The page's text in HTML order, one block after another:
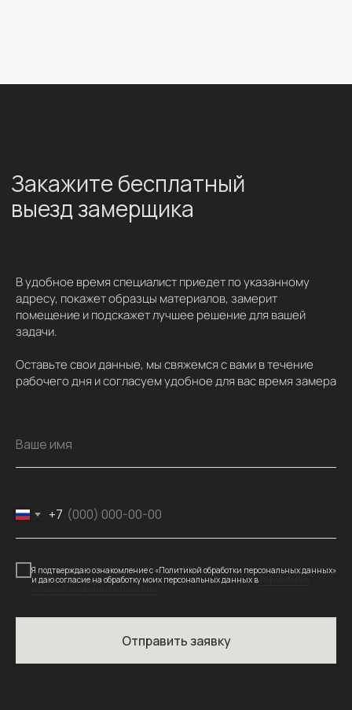
Закажите бесплатный
выезд замерщика
В удобное время специалист приедет по указанному
адресу, покажет образцы материалов, замерит
помещение и подскажет лучшее решение для вашей
задачи.
Оставьте свои данные, мы свяжемся с вами в течение
рабочего дня и согласуем удобное для вас время замера
Ваше имя
+7
Я подтверждаю ознакомление с «Политикой обработки персональных данных»
и даю согласие на обработку моих персональных данных в
условиях, указанных в Политике
Отправить заявку